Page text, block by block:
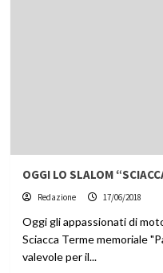
OGGI LO SLALOM
Redazione 17/06/2018
Oggi gli appassionati di
Sciacca Terme memoriale
valevole per il...